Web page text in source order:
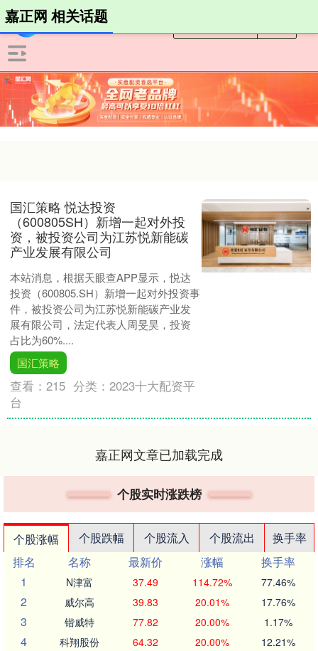
嘉正网 相关话题
国汇策略 悦达投资
（600805SH）新增一起对外投
资，被投资公司为江苏悦新能碳
产业发展有限公司
本站消息，根据天眼查APP显示，悦达
投资（600805.SH）新增一起对外投资事
件，被投资公司为江苏悦新能碳产业发
展有限公司，法定代表人周旻昊，投资
占比为60%....
国汇策略
查看：215 分类：2023十大配资平
台
嘉正网文章已加载完成
个股实时涨跌榜
个股涨幅 个股跌幅 个股流入 个股流出
换手率
排名
名称 最新价 涨幅
换手率
1
N津富 37.49 114.72% 77.46%
2 威尔高 39.83 20.01% 17.76%
3 锴威特 77.82 20.00% 1.17%
4 科翔股份 64.32 20.00% 12.21%